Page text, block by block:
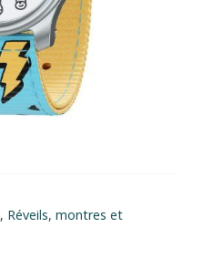
, Réveils, montres et